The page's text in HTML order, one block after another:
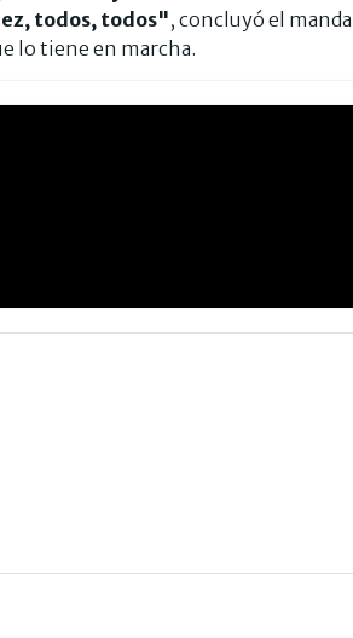
todos, todos", concluyó el
lo tiene en marcha.